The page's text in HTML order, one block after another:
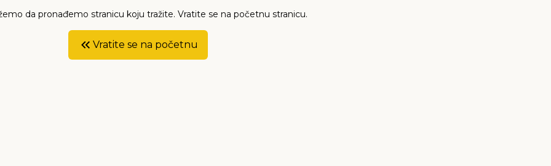
da pronađemo stranicu koju tražite. Vratite se na početnu stranicu.
Vratite se na početnu